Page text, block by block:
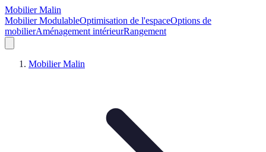
Mobilier Malin
Mobilier ModulableOptimisation de l'espaceOptions de
mobilierAménagement intérieurRangement
Mobilier Malin